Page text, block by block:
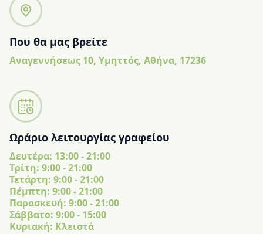
Που θα μας βρείτε
Αναγεννήσεως 10, Υμηττός, Αθήνα, 17236
Ωράριο λειτουργίας γραφείου
Δευτέρα: 13:00 - 21:00
Tρίτη: 9:00 - 21:00
Τετάρτη: 9:00 - 21:00
Πέμπτη: 9:00 - 21:00
Παρασκευή: 9:00 - 21:00
Σάββατο: 9:00 - 15:00
Κυριακή: Κλειστά